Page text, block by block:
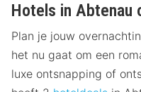
Hotels in Abtenau
Plan je jouw
het nu gaat om een
luxe ontsnapping of